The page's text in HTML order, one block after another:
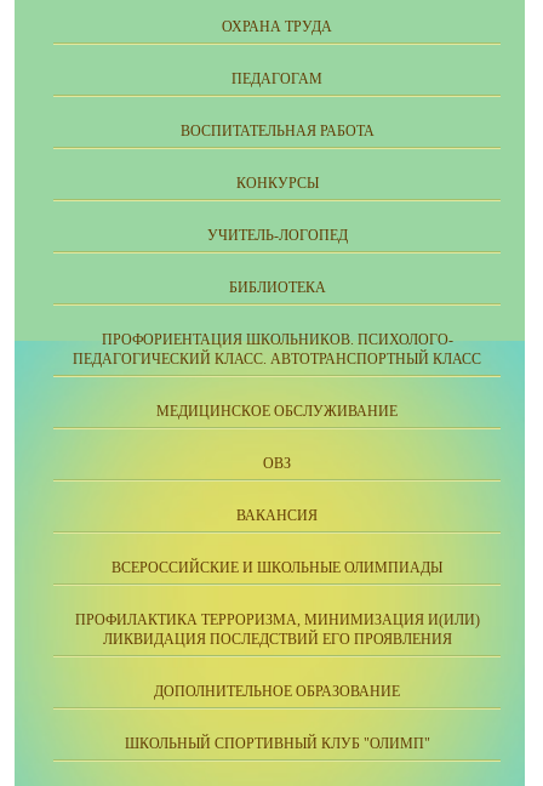
ОХРАНА ТРУДА
ПЕДАГОГАМ
ВОСПИТАТЕЛЬНАЯ РАБОТА
КОНКУРСЫ
УЧИТЕЛЬ-ЛОГОПЕД
БИБЛИОТЕКА
ПРОФОРИЕНТАЦИЯ ШКОЛЬНИКОВ. ПСИХОЛОГО-
ПЕДАГОГИЧЕСКИЙ КЛАСС. АВТОТРАНСПОРТНЫЙ КЛАСС
МЕДИЦИНСКОЕ ОБСЛУЖИВАНИЕ
ОВЗ
ВАКАНСИЯ
ВСЕРОССИЙСКИЕ И ШКОЛЬНЫЕ ОЛИМПИАДЫ
ПРОФИЛАКТИКА ТЕРРОРИЗМА, МИНИМИЗАЦИЯ И(ИЛИ)
ЛИКВИДАЦИЯ ПОСЛЕДСТВИЙ ЕГО ПРОЯВЛЕНИЯ
ДОПОЛНИТЕЛЬНОЕ ОБРАЗОВАНИЕ
ШКОЛЬНЫЙ СПОРТИВНЫЙ КЛУБ "ОЛИМП"